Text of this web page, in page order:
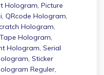
Hologram, Picture
, QRcode Hologram,
Hologram,
Hologram,
Hologram, Serial
, Sticker
Reguler,